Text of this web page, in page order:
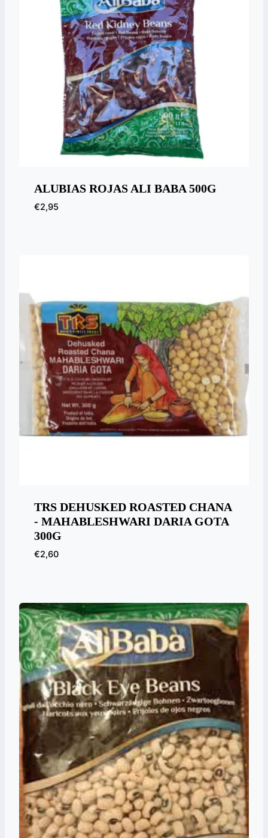
ALUBIAS ROJAS ALI BABA 500G
€2,95
TRS DEHUSKED ROASTED CHANA
- MAHABLESHWARI DARIA GOTA
300G
€2,60